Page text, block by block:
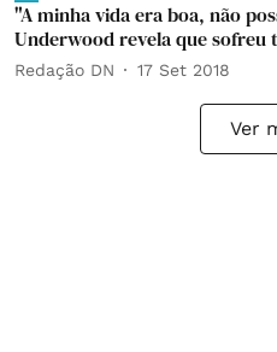
"A minha vida era boa, não
Underwood revela que sofreu
Redação DN 17 Set 2018
Ver